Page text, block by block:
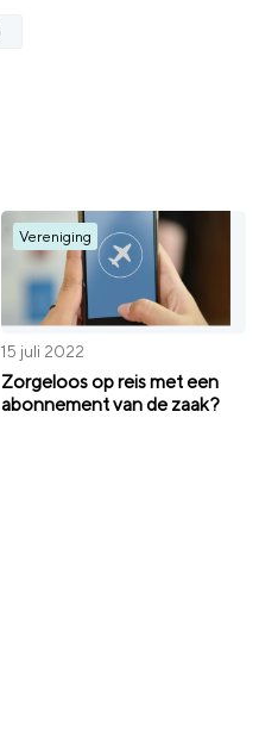
Vereniging
15 juli 2022
Zorgeloos op reis met een
abonnement van de zaak?